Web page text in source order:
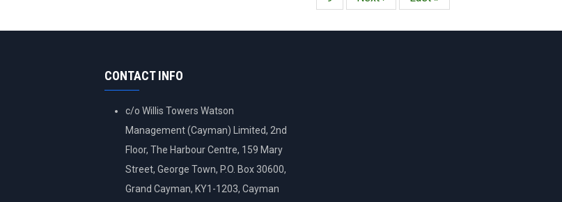
página
página
CONTACT INFO
c/o Willis Towers Watson
Management (Cayman) Limited, 2nd
Floor, The Harbour Centre, 159 Mary
Street, George Town, P.O. Box 30600,
Grand Cayman, KY1-1203, Cayman